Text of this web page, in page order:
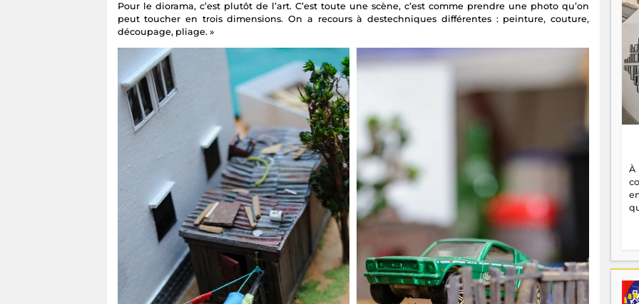
Pour le diorama, c’est plutôt de l’art. C’est toute une scène, c’est comme prendre une photo qu’on
peut toucher en trois dimensions. On a recours à destechniques différentes : peinture, couture,
découpage, pliage. »